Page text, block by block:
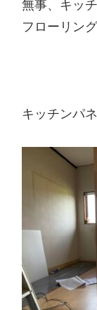
無事、キッ
フローリン
キッチンパ